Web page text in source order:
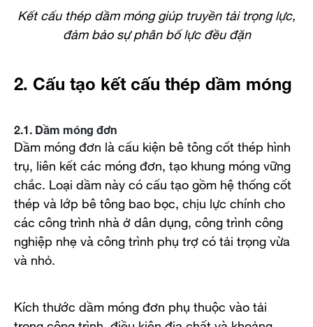
Kết cấu thép dầm móng giúp truyền tải trọng lực,
đảm bảo sự phân bố lực đều đặn
2. Cấu tạo kết cấu thép dầm móng
2.1. Dầm móng đơn
Dầm móng đơn là cấu kiện bê tông cốt thép hình
trụ, liên kết các móng đơn, tạo khung móng vững
chắc. Loại dầm này có cấu tạo gồm hệ thống cốt
thép và lớp bê tông bao bọc, chịu lực chính cho
các công trình nhà ở dân dụng, công trình công
nghiệp nhẹ và công trình phụ trợ có tải trọng vừa
và nhỏ.
Kích thước dầm móng đơn phụ thuộc vào tải